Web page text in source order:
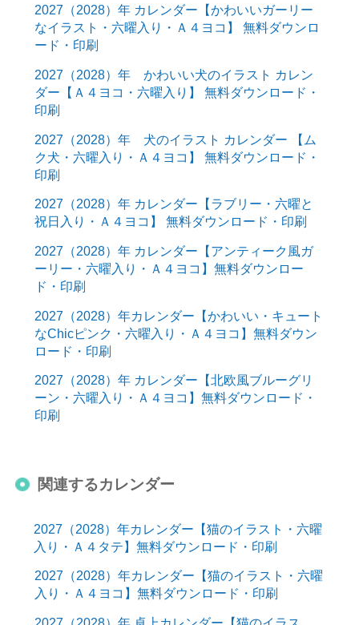
2027（2028）年 カレンダー【かわいいガーリー
なイラスト・六曜入り・Ａ４ヨコ】 無料ダウンロ
ード・印刷
2027（2028）年 かわいい犬のイラスト カレン
ダー【Ａ４ヨコ・六曜入り】 無料ダウンロード・
印刷
2027（2028）年 犬のイラスト カレンダー 【ム
ク犬・六曜入り・Ａ４ヨコ】 無料ダウンロード・
印刷
2027（2028）年 カレンダー【ラブリー・六曜と
祝日入り・Ａ４ヨコ】 無料ダウンロード・印刷
2027（2028）年 カレンダー【アンティーク風ガ
ーリー・六曜入り・Ａ４ヨコ】無料ダウンロー
ド・印刷
2027（2028）年カレンダー【かわいい・キュート
なChicピンク・六曜入り・Ａ４ヨコ】無料ダウン
ロード・印刷
2027（2028）年 カレンダー【北欧風ブルーグリ
ーン・六曜入り・Ａ４ヨコ】無料ダウンロード・
印刷
関連するカレンダー
2027（2028）年カレンダー【猫のイラスト・六曜
入り・Ａ４タテ】無料ダウンロード・印刷
2027（2028）年カレンダー【猫のイラスト・六曜
入り・Ａ４ヨコ】無料ダウンロード・印刷